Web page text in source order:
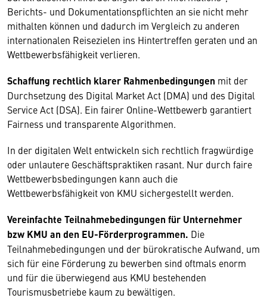
Berichts- und Dokumentationspflichten an sie nicht mehr
mithalten können und dadurch im Vergleich zu anderen
internationalen Reisezielen ins Hintertreffen geraten und an
Wettbewerbsfähigkeit verlieren.
Schaffung rechtlich klarer Rahmenbedingungen mit der
Durchsetzung des Digital Market Act (DMA) und des Digital
Service Act (DSA). Ein fairer Online-Wettbewerb garantiert
Fairness und transparente Algorithmen.
In der digitalen Welt entwickeln sich rechtlich fragwürdige
oder unlautere Geschäftspraktiken rasant. Nur durch faire
Wettbewerbsbedingungen kann auch die
Wettbewerbsfähigkeit von KMU sichergestellt werden.
Vereinfachte Teilnahmebedingungen für Unternehmer
bzw KMU an den EU-Förderprogrammen. Die
Teilnahmebedingungen und der bürokratische Aufwand, um
sich für eine Förderung zu bewerben sind oftmals enorm
und für die überwiegend aus KMU bestehenden
Tourismusbetriebe kaum zu bewältigen.